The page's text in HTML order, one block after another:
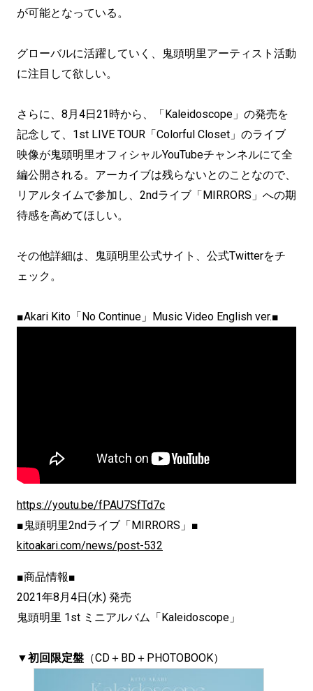
が可能となっている。
グローバルに活躍していく、鬼頭明里アーティスト活動
に注目して欲しい。
さらに、8月4日21時から、「Kaleidoscope」の発売を
記念して、1st LIVE TOUR「Colorful Closet」のライブ
映像が鬼頭明里オフィシャルYouTubeチャンネルにて全
編公開される。アーカイブは残らないとのことなので、
リアルタイムで参加し、2ndライブ「MIRRORS」への期
待感を高めてほしい。
その他詳細は、鬼頭明里公式サイト、公式Twitterをチ
ェック。
■Akari Kito「No Continue」Music Video English ver.■
https://youtu.be/fPAU7SfTd7c
■鬼頭明里2ndライブ「MIRRORS」■
kitoakari.com/news/post-532
■商品情報■
2021年8月4日(水) 発売
鬼頭明里 1st ミニアルバム「Kaleidoscope」
▼初回限定盤 （CD＋BD＋PHOTOBOOK）